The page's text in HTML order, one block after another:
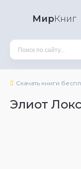
МирКниг
Скачать книги
Элиот